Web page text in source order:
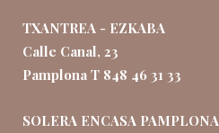
TXANTREA - EZKABA
Calle Canal, 23
Pamplona T 848 46 31 33
SOLERA ENCASA PAMPLONA